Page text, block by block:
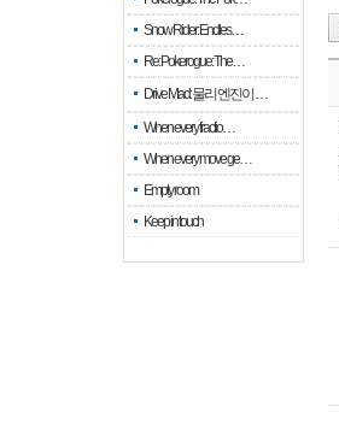
Snow Rider: Endles…
Re: Pokerogue: The…
Drive Mad: 물리 엔진이 …
When every fractio…
When every move ge…
Empty room
Keep in touch